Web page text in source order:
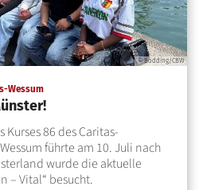
© Bödding/CBW
Wessum:
86 des Caritas-
führte am 10. Juli nach
wurde die aktuelle
– Vital“ besucht.